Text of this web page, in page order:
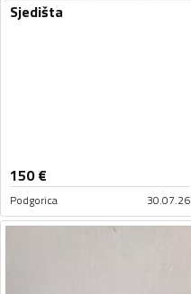
Sjedišta
150€
Podgorica 30.07.26